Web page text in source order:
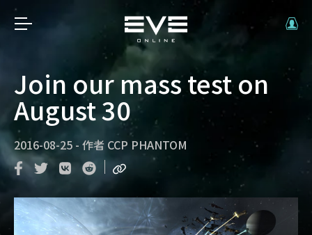
Join our mass test on
August 30
2016-08-25 - 作者 CCP PHANTOM